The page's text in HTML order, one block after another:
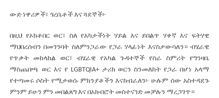
ውድ ነዋሪዎች፣ ጎረቤቶች እና ጓደኞች፦
በዚህ የኦክቶበር ወር፣ ስለ የአካታችነት ሃይል እና ይበልጥ ሃቀኛ እና ፍትሃዊ
ማህበረሰብን በመገንባት ስለምንጋራው የጋራ ሃላፊነት እናስታውሳለን። ብሄራዊ
የጥቃት መከላከል ወር፣ ብሄራዊ የአካል ጉዳተኞች የስራ ስምሪት የግንዛቤ
ማስጨበጫ ወር እና የ LGBTQIA+ ታሪክ ወርን ስንመለከት የጋራ በሆነ አላማ
የተጣመሩ ሶስት የሚታወሱ ምክንያቶችን እናከብራለን፦ ሁሉም ሰው አስተዳደጉ
ምንም ይሁን ምን መበልጸግ እና በአክብሮት መስተናገድ መቻሉን ማረጋገጥ።